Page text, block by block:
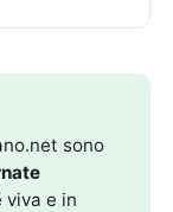
sono
viva e in